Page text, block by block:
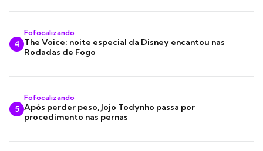
4
Fofocalizando
The Voice: noite especial da Disney encantou nas
Rodadas de Fogo
5
Fofocalizando
Após perder peso, Jojo Todynho passa por
procedimento nas pernas